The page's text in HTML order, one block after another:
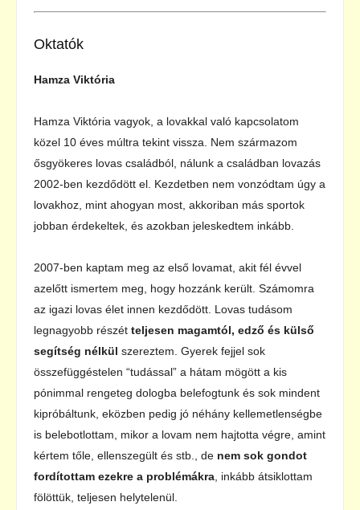
Oktatók
Hamza Viktória
Hamza Viktória vagyok, a lovakkal való kapcsolatom
közel 10 éves múltra tekint vissza. Nem származom
ősgyökeres lovas családból, nálunk a családban lovazás
2002-ben kezdődött el. Kezdetben nem vonzódtam úgy a
lovakhoz, mint ahogyan most, akkoriban más sportok
jobban érdekeltek, és azokban jeleskedtem inkább.
2007-ben kaptam meg az első lovamat, akit fél évvel
azelőtt ismertem meg, hogy hozzánk került. Számomra
az igazi lovas élet innen kezdődött. Lovas tudásom
legnagyobb részét teljesen magamtól, edző és külső
segítség nélkül szereztem. Gyerek fejjel sok
összefüggéstelen “tudással” a hátam mögött a kis
pónimmal rengeteg dologba belefogtunk és sok mindent
kipróbáltunk, eközben pedig jó néhány kellemetlenségbe
is belebotlottam, mikor a lovam nem hajtotta végre, amint
kértem tőle, ellenszegült és stb., de nem sok gondot
fordítottam ezekre a problémákra , inkább átsiklottam
fölöttük, teljesen helytelenül.